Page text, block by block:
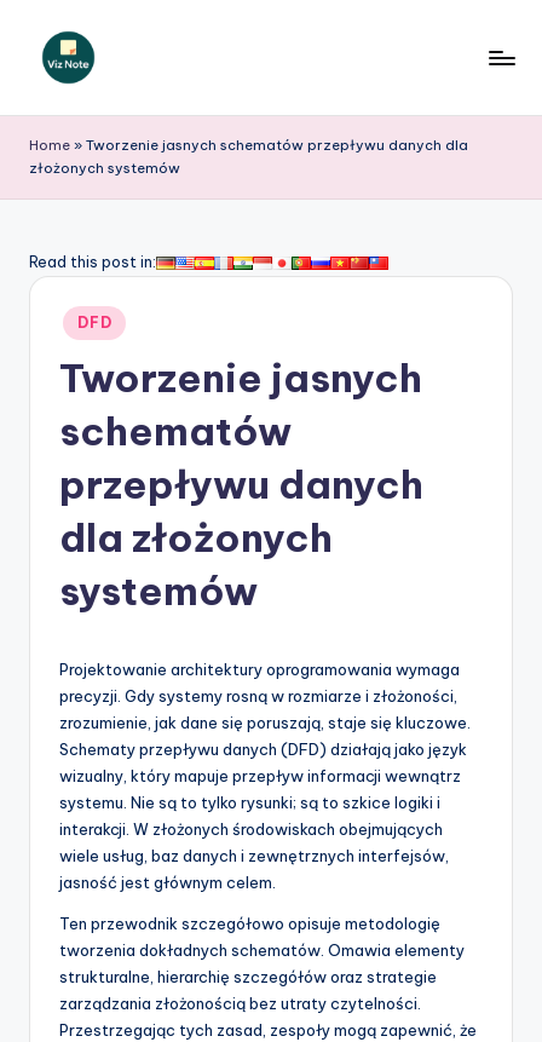
iz
N
t
A
si
&
S
o
Home » Tworzenie jasnych schematów przepływu danych dla
złożonych systemów
Read this post in:
Posted
in
DFD
Tworzenie jasnych
schematów
przepływu danych
dla złożonych
systemów
Projektowanie architektury oprogramowania wymaga
precyzji. Gdy systemy rosną w rozmiarze i złożoności,
zrozumienie, jak dane się poruszają, staje się kluczowe.
Schematy przepływu danych (DFD) działają jako język
wizualny, który mapuje przepływ informacji wewnątrz
systemu. Nie są to tylko rysunki; są to szkice logiki i
interakcji. W złożonych środowiskach obejmujących
wiele usług, baz danych i zewnętrznych interfejsów,
jasność jest głównym celem.
Ten przewodnik szczegółowo opisuje metodologię
tworzenia dokładnych schematów. Omawia elementy
strukturalne, hierarchię szczegółów oraz strategie
zarządzania złożonością bez utraty czytelności.
Przestrzegając tych zasad, zespoły mogą zapewnić, że